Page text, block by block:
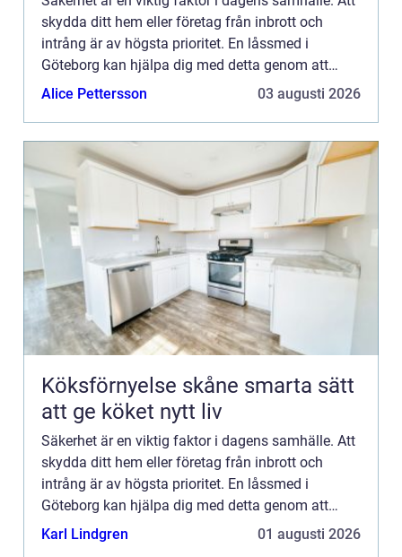
skydda ditt hem eller företag från inbrott och
intrång är av högsta prioritet. En låssmed i
Göteborg kan hjälpa dig med detta genom att
s&au...
Alice Pettersson 03 augusti 2026
Köksförnyelse skåne smarta sätt
att ge köket nytt liv
Säkerhet är en viktig faktor i dagens samhälle. Att
skydda ditt hem eller företag från inbrott och
intrång är av högsta prioritet. En låssmed i
Göteborg kan hjälpa dig med detta genom att
s&au...
Karl Lindgren 01 augusti 2026